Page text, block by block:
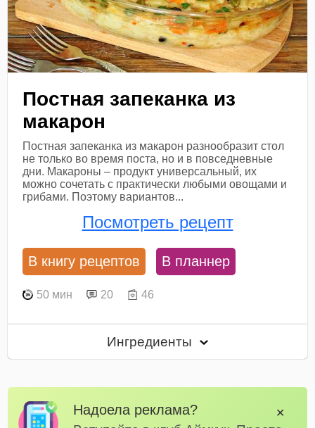
Постная запеканка из
макарон
Постная запеканка из макарон разнообразит стол
не только во время поста, но и в повседневные
дни. Макароны – продукт универсальный, их
можно сочетать с практически любыми овощами и
грибами. Поэтому вариантов...
Посмотреть рецепт
В книгу рецептов В планнер
50 мин 20 46
Ингредиенты
Надоела реклама? ✕